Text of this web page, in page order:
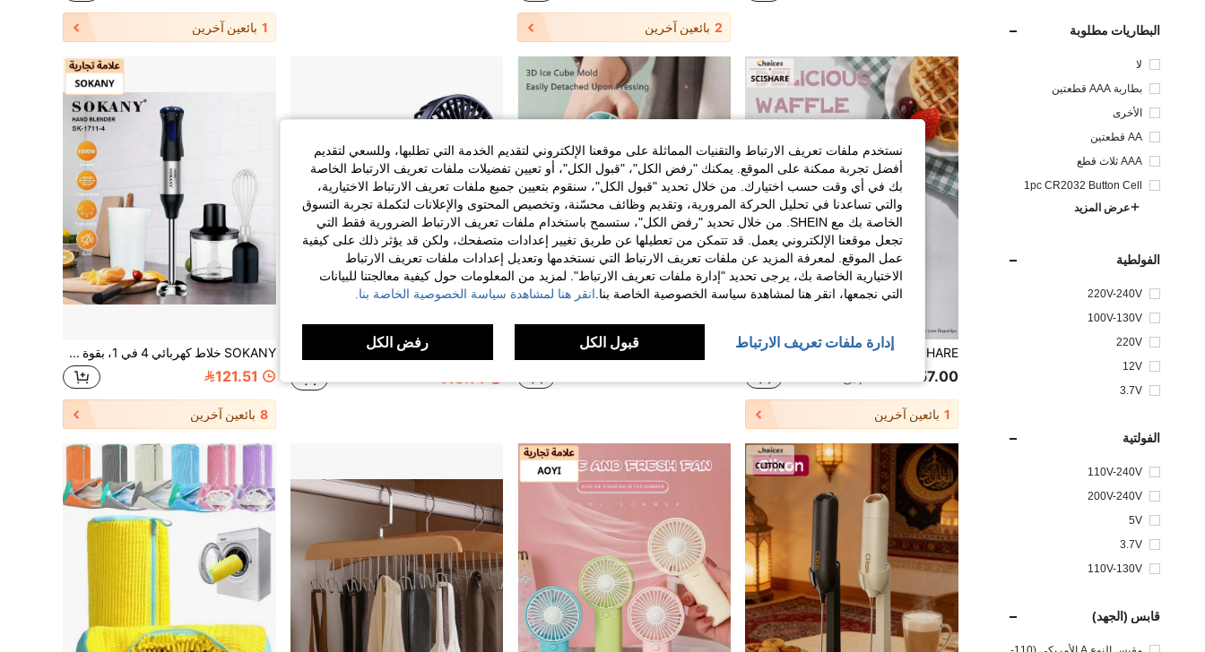
البطاريات مطلوبة
لا
بطاربة AAA قطعتين
الأخرى
AA قطعتين
AAA ثلاث قطع
1pc CR2032 Button Cell
عرض المزيد
الفولطية
220V-240V
100V-130V
220V
12V
3.7V
الفولتية
110V-240V
200V-240V
5V
3.7V
110V-130V
قابس (الجهد)
2 بائعين آخرين 1 بائعين آخرين
SCISHARE جهاز صنع الوافل الصغير بقوة 350 واط وقطر 4 بوصات مع قابس حائطي، يصنع وافل لوجبة فردية، بطاطس مقرمشة، وافل كيتو، طلاء لا يلتصق سهل التنظيف
57.00
1 بائعين آخرين
SOKANY خلاط كهربائي 4 في 1، بقوة 1000 واط، 5 مستويات سرعة قابلة للتعديل، قاعدة قابلة للفصل، يتضمن خلاط ومضرب بيض ووعاء لحم وكوب طحن، لخفق البيض وخلط اللحم وطعام الأطفال والعصر، مثالي للمنزل والفنادق ومكملات الفاكهة الغذائية
121.51
8 بائعين آخرين
نستخدم ملفات تعريف الارتباط والتقنيات المماثلة على موقعنا الإلكتروني لتقديم الخدمة التي تطلبها، وللسعي لتقديم
أفضل تجربة ممكنة على الموقع. يمكنك "رفض الكل"، "قبول الكل"، أو تعيين تفضيلات ملفات تعريف الارتباط الخاصة
بك في أي وقت حسب اختيارك. من خلال تحديد "قبول الكل"، سنقوم بتعيين جميع ملفات تعريف الارتباط الاختيارية،
والتي تساعدنا في تحليل الحركة المرورية، وتقديم وظائف محسّنة، وتخصيص المحتوى والإعلانات لتكملة تجربة التسوق
الخاصة بك مع SHEIN. من خلال تحديد "رفض الكل"، ستسمح باستخدام ملفات تعريف الارتباط الضرورية فقط التي
تجعل موقعنا الإلكتروني يعمل. قد تتمكن من تعطيلها عن طريق تغيير إعدادات متصفحك، ولكن قد يؤثر ذلك على كيفية
عمل الموقع. لمعرفة المزيد عن ملفات تعريف الارتباط التي نستخدمها وتعديل إعدادات ملفات تعريف الارتباط
الاختيارية الخاصة بك، يرجى تحديد "إدارة ملفات تعريف الارتباط". لمزيد من المعلومات حول كيفية معالجتنا للبيانات
التي نجمعها، انقر هنا لمشاهدة سياسة الخصوصية الخاصة بنا. انقر هنا لمشاهدة سياسة الخصوصية الخاصة بنا.
إدارة ملفات تعريف الارتباط قبول الكل رفض الكل